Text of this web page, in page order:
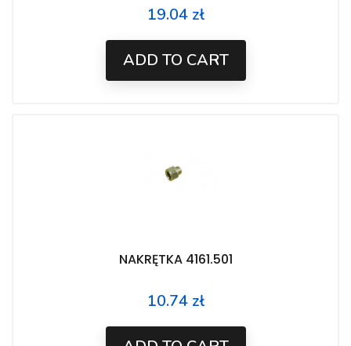
Price
19.04 zł
ADD TO CART
NAKRĘTKA 4161.501
Price
10.74 zł